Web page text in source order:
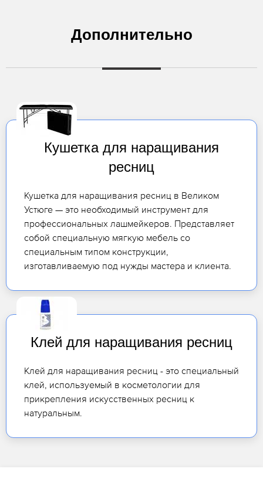
Дополнительно
Кушетка для наращивания
ресниц
Кушетка для наращивания ресниц в Великом
Устюге — это необходимый инструмент для
профессиональных лашмейкеров. Представляет
собой специальную мягкую мебель со
специальным типом конструкции,
изготавливаемую под нужды мастера и клиента.
Клей для наращивания ресниц
Клей для наращивания ресниц - это специальный
клей, используемый в косметологии для
прикрепления искусственных ресниц к
натуральным.